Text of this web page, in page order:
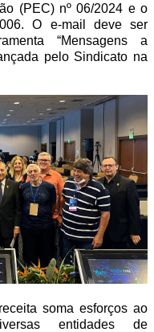
(PEC) nº 06/2024 e o
O e-mail deve ser
“Mensagens a
pelo Sindicato na
soma esforços ao
entidades de